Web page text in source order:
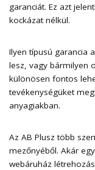
garanciát. Ez azt
kockázat nélkül.
Ilyen típusú garancia
lesz, vagy bármilyen
különösen fontos
tevékenységüket
anyagiakban.
Az AB Plusz több
mezőnyéből. Akár
webáruház